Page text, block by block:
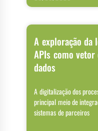
A exploração da
APIs como vetor
dados
A digitalização dos
principal meio de
sistemas de parceiros